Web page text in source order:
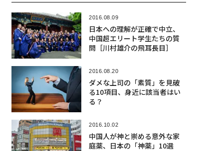
2016.08.09
日本への理解が正確で中立、
中国超エリート学生たちの質
問［川村雄介の飛耳長目］
2016.08.20
ダメな上司の「素質」を見破
る10項目、身近に該当者はい
る？
2016.10.02
中国人が神と崇める意外な家
庭薬、日本の「神薬」10選